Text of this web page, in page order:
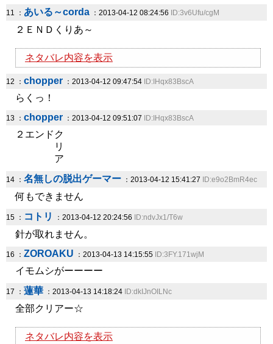
11 ： あいる～corda ：2013-04-12 08:24:56 ID:3v6Ufu/cgM
２ＥＮＤくりあ～
ネタバレ内容を表示
12 ： chopper ：2013-04-12 09:47:54 ID:IHqx83BscA
らくっ！
13 ： chopper ：2013-04-12 09:51:07 ID:IHqx83BscA
２エンドク
リ
ア
14 ： 名無しの脱出ゲーマー ：2013-04-12 15:41:27 ID:e9o2BmR4ec
何もできません
15 ： コトリ ：2013-04-12 20:24:56 ID:ndvJx1/T6w
針が取れません。
16 ： ZOROAKU ：2013-04-13 14:15:55 ID:3FY.171wjM
イモムシがーーーー
17 ： 蓮華 ：2013-04-13 14:18:24 ID:dkIJnOILNc
全部クリアー☆
ネタバレ内容を表示